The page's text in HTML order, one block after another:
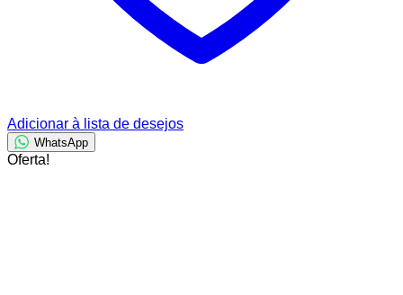
Adicionar à lista de desejos
WhatsApp
Oferta!